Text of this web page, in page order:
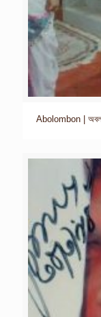
Abolombon |